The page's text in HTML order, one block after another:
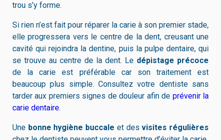
trou s’y forme.
Si rien n’est fait pour réparer la carie à son premier stade,
elle progressera vers le centre de la dent, creusant une
cavité qui rejoindra la dentine, puis la pulpe dentaire, qui
se trouve au centre de la dent. Le dépistage précoce
de la carie est préférable car son traitement est
beaucoup plus simple. Consultez votre dentiste sans
tarder aux premiers signes de douleur afin de prévenir la
carie dentaire.
Une bonne hygiène buccale et des visites régulières